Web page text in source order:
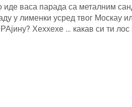
иде васа парада са металним
у лименки усред твог Москау
Хеххехе … какав си ти